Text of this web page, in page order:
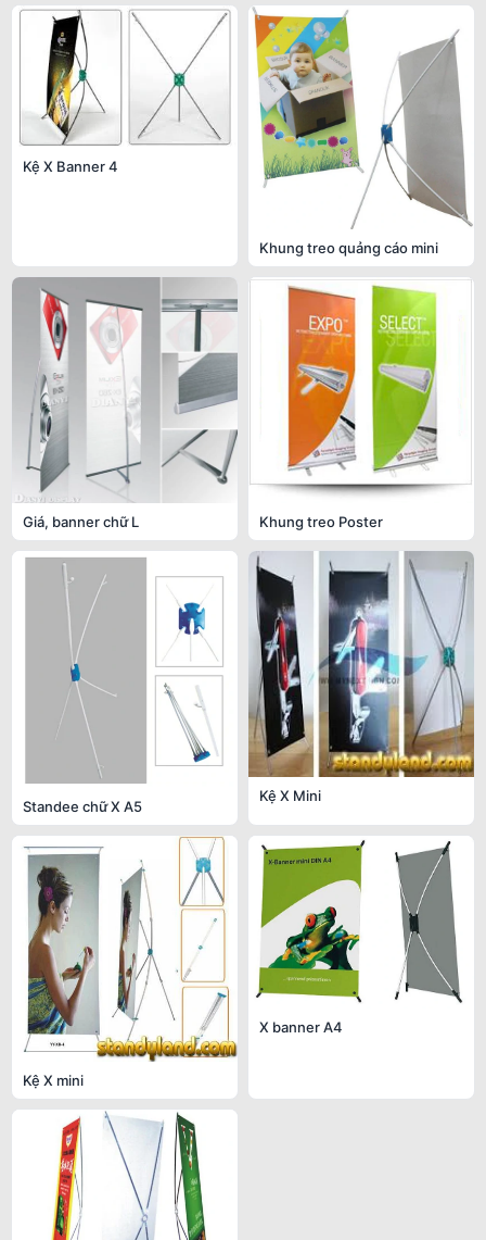
Kệ X Banner 4
Khung treo quảng cáo mini
Giá, banner chữ L Khung treo Poster
Standee chữ X A5
Kệ X Mini
Kệ X mini
X banner A4